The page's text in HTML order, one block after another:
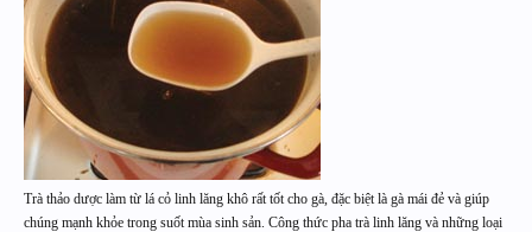
Trà thảo dược làm từ lá cỏ linh lăng khô rất tốt cho gà, đặc biệt là gà mái đẻ và giúp
chúng mạnh khỏe trong suốt mùa sinh sản. Công thức pha trà linh lăng và những loại